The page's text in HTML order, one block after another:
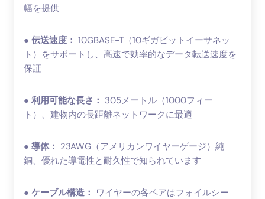
幅を提供
● 伝送速度： 10GBASE-T（10ギガビットイーサネッ
ト）をサポートし、高速で効率的なデータ転送速度を
保証
● 利用可能な長さ： 305メートル（1000フィー
ト）、建物内の長距離ネットワークに最適
● 導体： 23AWG（アメリカンワイヤーゲージ）純
銅、優れた導電性と耐久性で知られています
● ケーブル構造： ワイヤーの各ペアはフォイルシー